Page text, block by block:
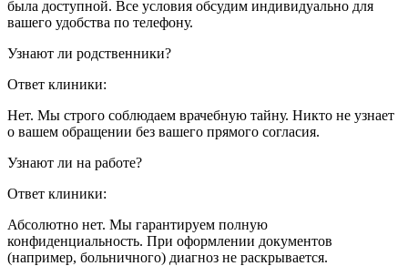
была доступной. Все условия обсудим индивидуально для
вашего удобства по телефону.
Узнают ли родственники?
Ответ клиники:
Нет. Мы строго соблюдаем врачебную тайну. Никто не узнает
о вашем обращении без вашего прямого согласия.
Узнают ли на работе?
Ответ клиники:
Абсолютно нет. Мы гарантируем полную
конфиденциальность. При оформлении документов
(например, больничного) диагноз не раскрывается.